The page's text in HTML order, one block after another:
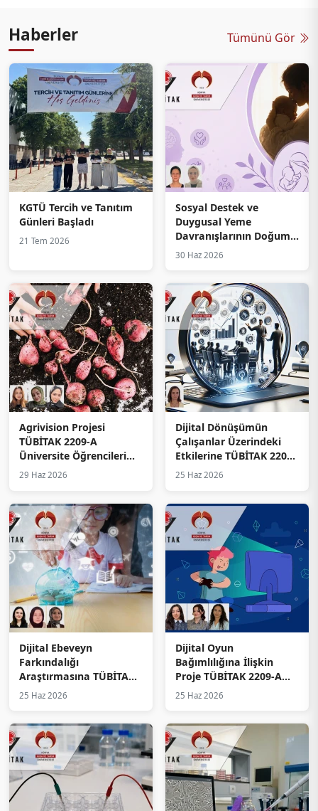
Haberler Tümünü Gör
KGTÜ Tercih ve Tanıtım
Günleri Başladı
21 Tem 2026
Sosyal Destek ve
Duygusal Yeme
Davranışlarının Doğum
Sonrası Depresyon
30 Haz 2026
Agrivision Projesi
TÜBİTAK 2209-A
Üniversite Öğrencileri
Araştırma Projeleri
Almaya Hak Kazandı
29 Haz 2026
Dijital Dönüşümün
Çalışanlar Üzerindeki
Etkilerine TÜBİTAK 2209-
A Desteği
25 Haz 2026
Dijital Ebeveyn
Farkındalığı
Araştırmasına TÜBİTAK
2209-A Desteği
25 Haz 2026
Dijital Oyun
Bağımlılığına İlişkin
Proje TÜBİTAK 2209-A
Kapsamında Desteklendi
25 Haz 2026